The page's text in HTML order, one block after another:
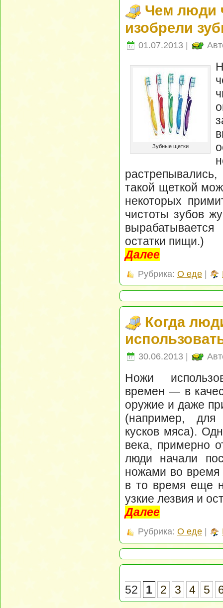
Чем люди
изобрели
01.07.2013 |
Зубные щетки
такой щеткой
некоторых
чистоты зубов
остатки пищи.)
Далее
Рубрика: О еде
Когда
30.06.2013 |
Ножи
времен — в
оружие и даже
(например, для
кусков мяса).
века, примерно
люди начали
ножами во время
в то время еще
узкие лезвия и
Далее
Рубрика: О еде
52 1 2 3 4 5